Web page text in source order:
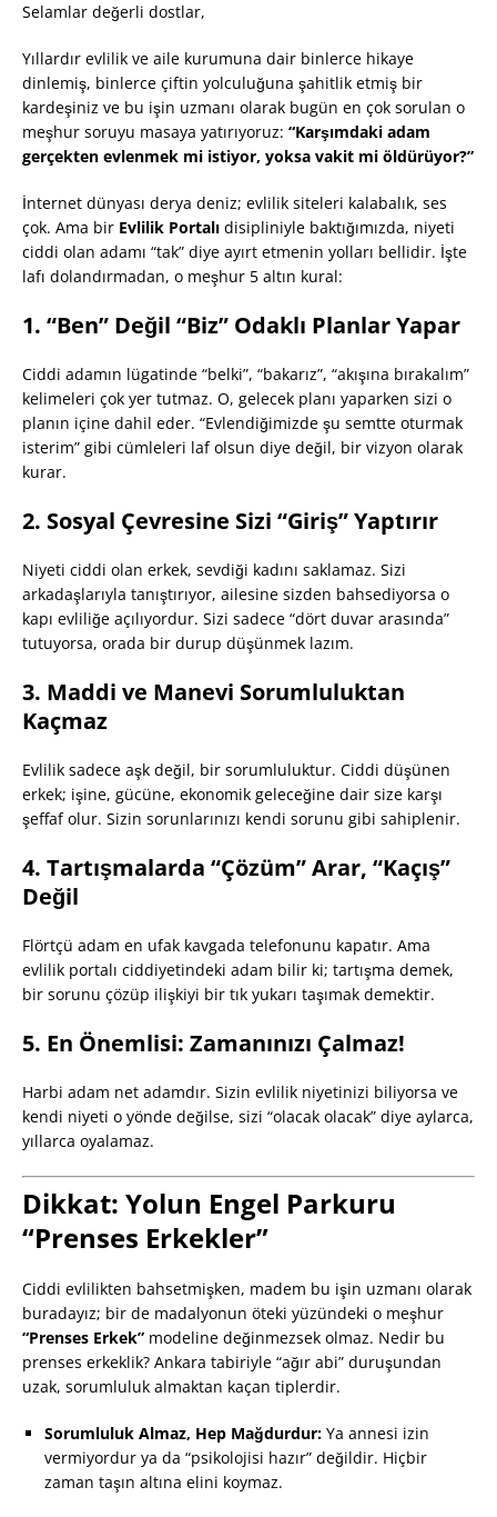
Selamlar değerli dostlar,
Yıllardır evlilik ve aile kurumuna dair binlerce hikaye
dinlemiş, binlerce çiftin yolculuğuna şahitlik etmiş bir
kardeşiniz ve bu işin uzmanı olarak bugün en çok sorulan o
meşhur soruyu masaya yatırıyoruz: “Karşımdaki adam
gerçekten evlenmek mi istiyor, yoksa vakit mi öldürüyor?”
İnternet dünyası derya deniz; evlilik siteleri kalabalık, ses
çok. Ama bir Evlilik Portalı disipliniyle baktığımızda, niyeti
ciddi olan adamı “tak” diye ayırt etmenin yolları bellidir. İşte
lafı dolandırmadan, o meşhur 5 altın kural:
1. “Ben” Değil “Biz” Odaklı Planlar Yapar
Ciddi adamın lügatinde “belki”, “bakarız”, “akışına bırakalım”
kelimeleri çok yer tutmaz. O, gelecek planı yaparken sizi o
planın içine dahil eder. “Evlendiğimizde şu semtte oturmak
isterim” gibi cümleleri laf olsun diye değil, bir vizyon olarak
kurar.
2. Sosyal Çevresine Sizi “Giriş” Yaptırır
Niyeti ciddi olan erkek, sevdiği kadını saklamaz. Sizi
arkadaşlarıyla tanıştırıyor, ailesine sizden bahsediyorsa o
kapı evliliğe açılıyordur. Sizi sadece “dört duvar arasında”
tutuyorsa, orada bir durup düşünmek lazım.
3. Maddi ve Manevi Sorumluluktan
Kaçmaz
Evlilik sadece aşk değil, bir sorumluluktur. Ciddi düşünen
erkek; işine, gücüne, ekonomik geleceğine dair size karşı
şeffaf olur. Sizin sorunlarınızı kendi sorunu gibi sahiplenir.
4. Tartışmalarda “Çözüm” Arar, “Kaçış”
Değil
Flörtçü adam en ufak kavgada telefonunu kapatır. Ama
evlilik portalı ciddiyetindeki adam bilir ki; tartışma demek,
bir sorunu çözüp ilişkiyi bir tık yukarı taşımak demektir.
5. En Önemlisi: Zamanınızı Çalmaz!
Harbi adam net adamdır. Sizin evlilik niyetinizi biliyorsa ve
kendi niyeti o yönde değilse, sizi “olacak olacak” diye aylarca,
yıllarca oyalamaz.
Dikkat: Yolun Engel Parkuru
“Prenses Erkekler”
Ciddi evlilikten bahsetmişken, madem bu işin uzmanı olarak
buradayız; bir de madalyonun öteki yüzündeki o meşhur
“Prenses Erkek” modeline değinmezsek olmaz. Nedir bu
prenses erkeklik? Ankara tabiriyle “ağır abi” duruşundan
uzak, sorumluluk almaktan kaçan tiplerdir.
Sorumluluk Almaz, Hep Mağdurdur: Ya annesi izin
vermiyordur ya da “psikolojisi hazır” değildir. Hiçbir
zaman taşın altına elini koymaz.